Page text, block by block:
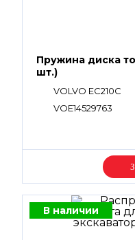
Пружина диска
шт.)
VOLVO EC210C
VOE14529763
В наличии